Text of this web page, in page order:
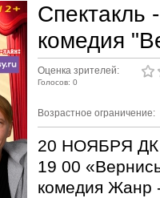
Спектакль
комедия
Оценка зрителей:
Голосов: 0
Возрастное ограничение:
20 НОЯБРЯ
19 00
комедия Жанр